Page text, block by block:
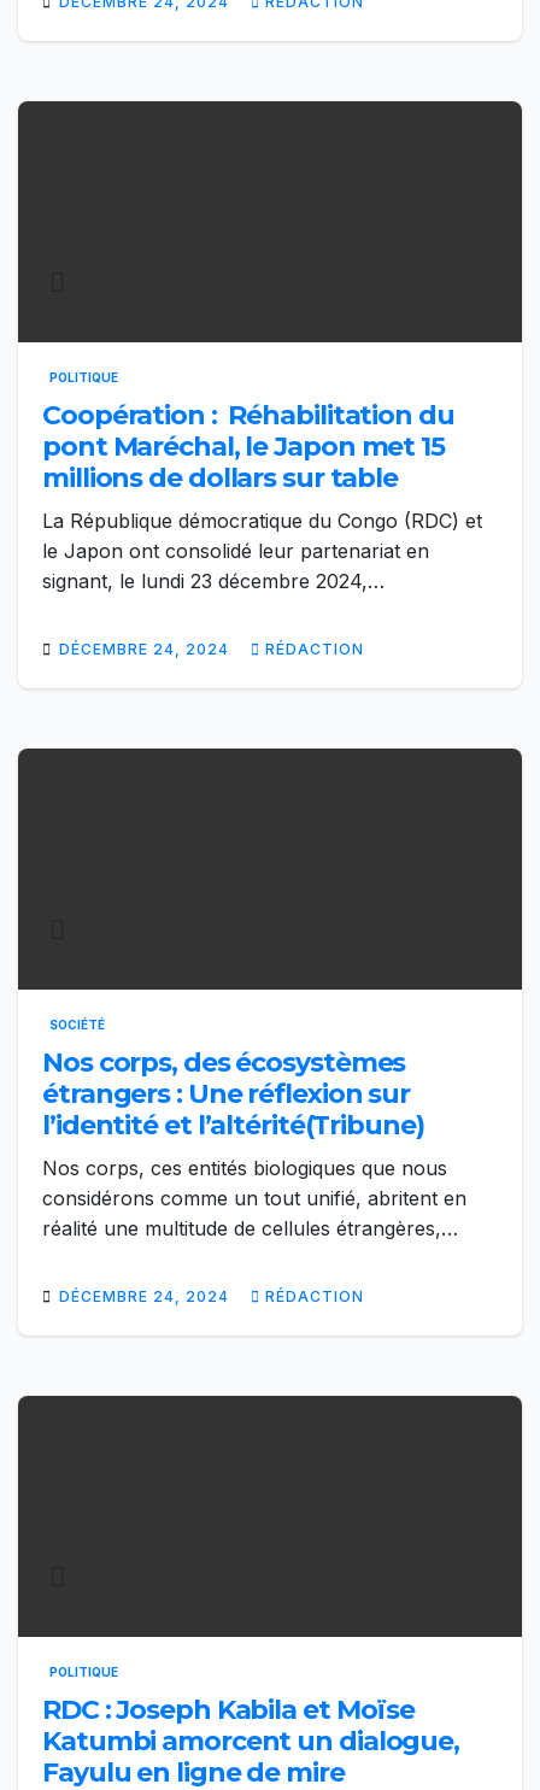
POLITIQUE
Coopération : Réhabilitation du
pont Maréchal, le Japon met 15
millions de dollars sur table
La République démocratique du Congo (RDC) et
le Japon ont consolidé leur partenariat en
signant, le lundi 23 décembre 2024,…
DÉCEMBRE 24, 2024 RÉDACTION
SOCIÉTÉ
Nos corps, des écosystèmes
étrangers : Une réflexion sur
l’identité et l’altérité(Tribune)
Nos corps, ces entités biologiques que nous
considérons comme un tout unifié, abritent en
réalité une multitude de cellules étrangères,…
DÉCEMBRE 24, 2024 RÉDACTION
POLITIQUE
RDC : Joseph Kabila et Moïse
Katumbi amorcent un dialogue,
Fayulu en ligne de mire